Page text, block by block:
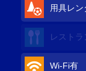
用具レン
レストラ
Wi-Fi有